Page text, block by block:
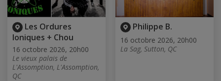
Les Ordures
Ioniques + Chou
16 octobre 2026, 20h00
Le vieux palais de
L'Assomption, L'Assomption,
QC
Philippe B.
16 octobre 2026, 20h00
La Sag, Sutton, QC